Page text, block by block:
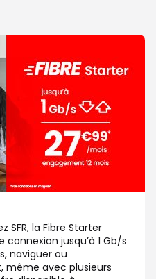
Prendre
Paris Rivoli
5
123 avis
Prendre
SFR, la Fibre Starter
jusqu’à 1 Gb/s
naviguer ou
même avec plusieurs